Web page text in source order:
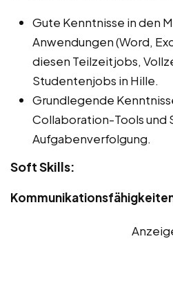
Gute Kenntnisse in den
Anwendungen (Word,
diesen Teilzeitjobs,
Studentenjobs in Hille.
Grundlegende
Collaboration-Tools und
Aufgabenverfolgung.
Soft Skills: